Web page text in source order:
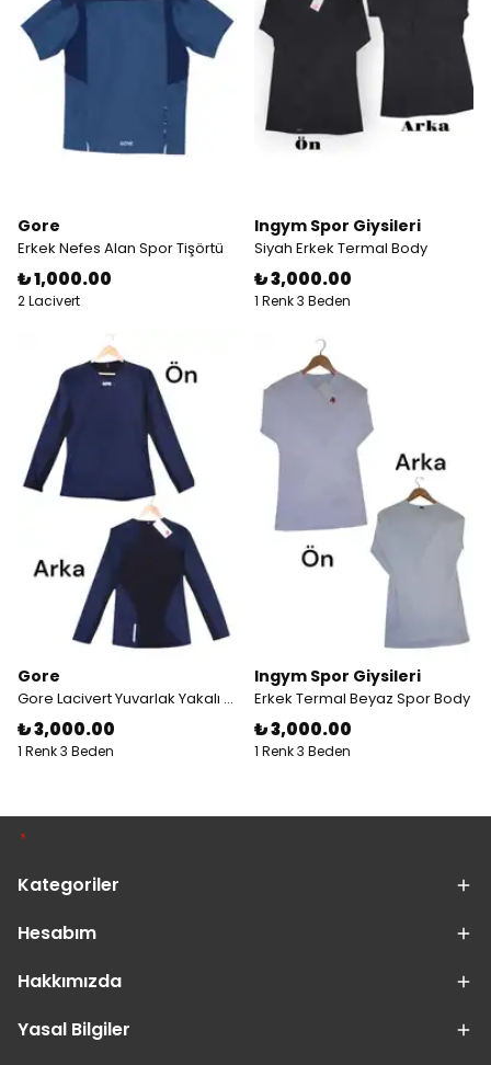
Gore
Erkek Nefes Alan Spor Tişörtü
₺ 1,000.00
2 Lacivert
Ingym Spor Giysileri
Siyah Erkek Termal Body
₺ 3,000.00
1 Renk 3 Beden
Gore
Gore Lacivert Yuvarlak Yakalı Erkek Windstopper Body
₺ 3,000.00
1 Renk 3 Beden
Ingym Spor Giysileri
Erkek Termal Beyaz Spor Body
₺ 3,000.00
1 Renk 3 Beden
Kategoriler
Hesabım
Hakkımızda
Yasal Bilgiler